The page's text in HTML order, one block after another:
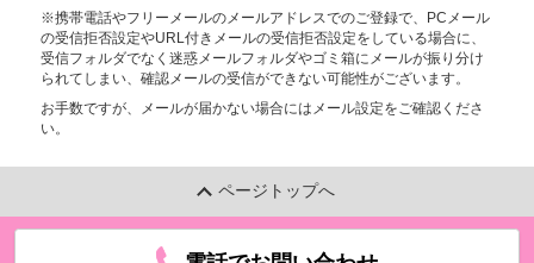
※携帯電話やフリーメールのメールアドレスでのご登録で、PCメール
の受信拒否設定やURL付きメールの受信拒否設定をしている場合に、
受信フォルダでなく迷惑メールフォルダやゴミ箱にメールが振り分け
られてしまい、確認メールの受信ができない可能性がございます。
お手数ですが、メールが届かない場合にはメール設定をご確認くださ
い。
ページトップへ